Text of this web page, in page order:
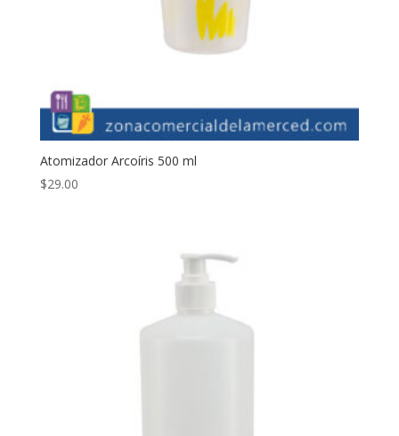
Atomizador Arcoíris 500 ml
$29.00